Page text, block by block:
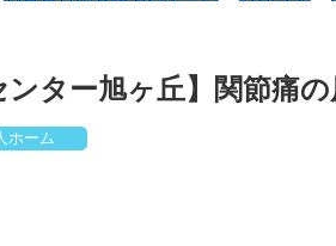
ンター旭ヶ丘】関節痛
ホーム